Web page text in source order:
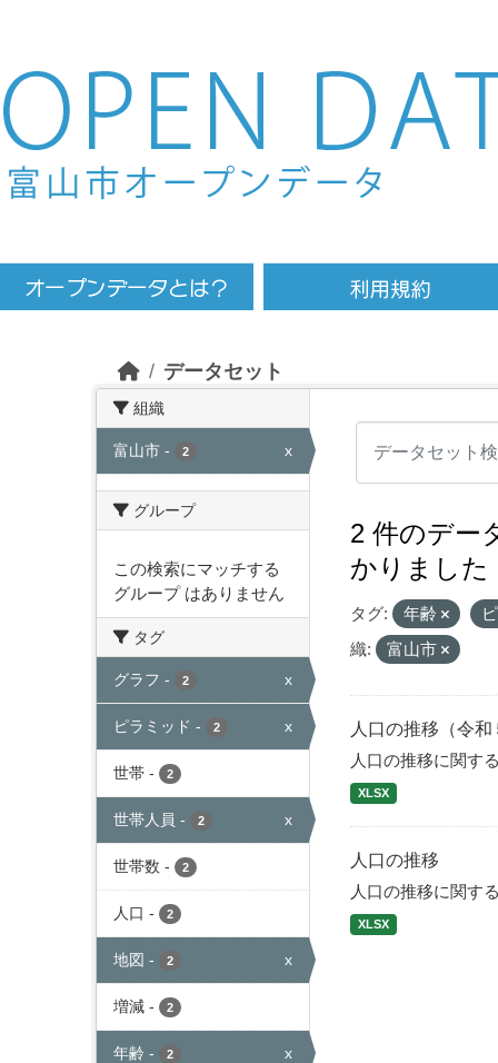
Skip to main content
データセット
組織
富山市 - 2 x
グループ
この検索にマッチする
グループ はありません
タグ
グラフ - 2 x
ピラミッド - 2 x
世帯 - 2
世帯人員 - 2 x
世帯数 - 2
人口 - 2
地図 - 2 x
増減 - 2
年齢 - 2 x
2 件のデー
かりました
タグ: 年齢
織:
富山市
人口の推移（令和
人口の推移に関す
XLSX
人口の推移
人口の推移に関す
XLSX